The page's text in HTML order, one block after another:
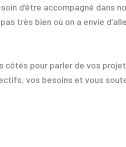
d’être accompagné dans
très bien où on a envie
côtés pour parler de vos
vos besoins et vous